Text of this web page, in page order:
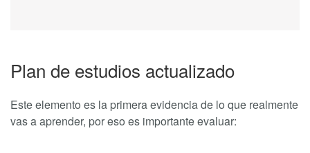
Plan de estudios actualizado
Este elemento es la primera evidencia de lo que realmente
vas a aprender, por eso es importante evaluar: